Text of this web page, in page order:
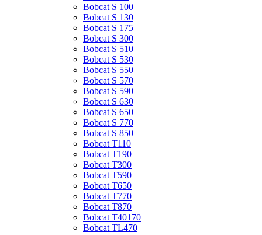
Bobcat S 100
Bobcat S 130
Bobcat S 175
Bobcat S 300
Bobcat S 510
Bobcat S 530
Bobcat S 550
Bobcat S 570
Bobcat S 590
Bobcat S 630
Bobcat S 650
Bobcat S 770
Bobcat S 850
Bobcat T110
Bobcat T190
Bobcat T300
Bobcat T590
Bobcat T650
Bobcat T770
Bobcat T870
Bobcat T40170
Bobcat TL470